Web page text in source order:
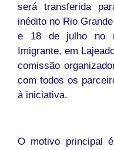
será transferida
inédito no Rio
e 18 de julho no
Imigrante, em
comissão
com todos os
à iniciativa.
O motivo principal